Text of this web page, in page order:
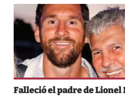
Falleció el padre de Lionel